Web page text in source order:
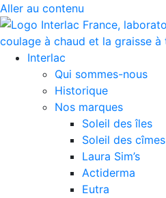
Aller au contenu
Interlac
Qui sommes-nous
Historique
Nos marques
Soleil des îles
Soleil des cîmes
Laura Sim’s
Actiderma
Eutra